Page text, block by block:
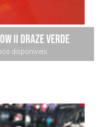
Ii Draze Verde
disponiveis